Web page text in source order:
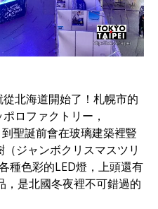
北海道開始了！札幌市的
ロファクトリー，
聖誕前會在玻璃建築裡豎
ジャンボクリスマスツリ
種色彩的LED燈，上頭還有
，是北國冬夜裡不可錯過的